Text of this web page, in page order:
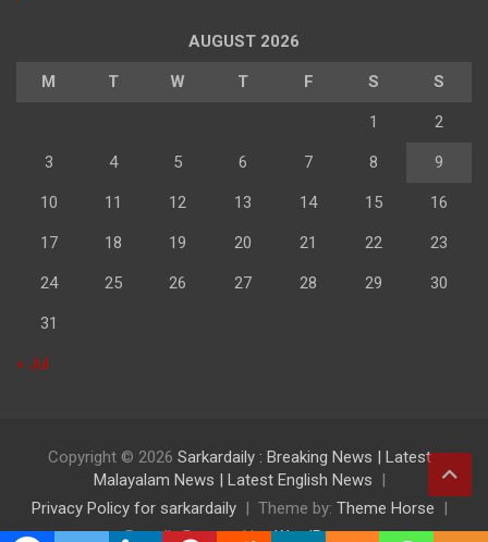
AUGUST 2026
M T W T F S S
1 2
3 4 5 6 7 8 9
10 11 12 13 14 15 16
17 18 19 20 21 22 23
24 25 26 27 28 29 30
31
« Jul
Copyright © 2026 Sarkardaily : Breaking News | Latest
Malayalam News | Latest English News
Privacy Policy for sarkardaily
Theme by: Theme Horse
Proudly Powered by:WordPress